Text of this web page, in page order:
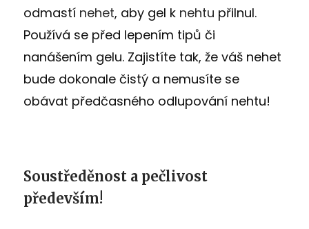
odmastí nehet, aby gel k nehtu přilnul.
Používá se před lepením tipů či
nanášením gelu. Zajistíte tak, že váš nehet
bude dokonale čistý a nemusíte se
obávat předčasného odlupování nehtu!
Soustředěnost a pečlivost
především!